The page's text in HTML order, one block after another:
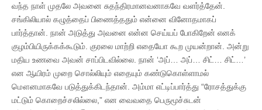
வந்த நாள் முதலே அவனை சுதந்திரமானவனாகவே வளர்த்தேன்.
சங்கிலியால் கழுத்தைப் பிணைத்ததும் என்னை வினோதமாகப்
பார்த்தான். நான் அடுத்து அவனை என்ன செய்யப் போகிறேன் எனக்
குழம்பியிருக்கக்கூடும். குரலை மாற்றி எதையோ கூற முயன்றான். அன்று
மதிய உணவை அவன் சாப்பிடவில்லை. நான் ‘அப்… அப்… சிட்… சிட்…’
என ஆயிரம் முறை சொல்லியும் எதையும் கண்டுகொள்ளாமல்
மௌனமாகவே படுத்துக்கிடந்தான். அம்மா எட்டிப்பார்த்து “ரோசத்துக்கு
மட்டும் கொறைச்சலில்லை,” என வைவதை பெருமூச்சுடன்